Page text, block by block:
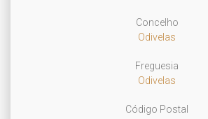
Concelho
Odivelas
Freguesia
Odivelas
Código Postal